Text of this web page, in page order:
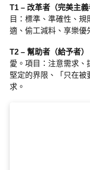
T1 – 改革者（完美主義
目：標準、準確性、
適、偷工減料、享樂優
T2 – 幫助者（給予者）
愛。項目：注意需求、
堅定的界限、「只在被
求。